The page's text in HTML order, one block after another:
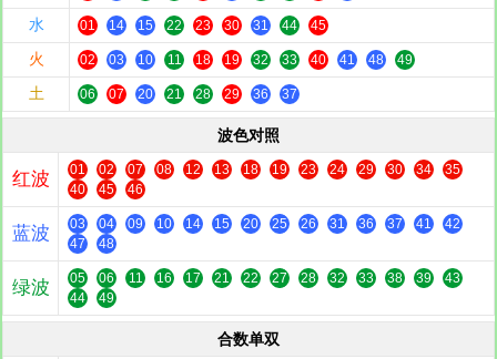
水 01 14 15 22 23 30 31 44 45
火 02 03 10 11 18 19 32 33 40 41 48 49
土 06 07 20 21 28 29 36 37
波色对照
红波 01 02 07 08 12 13 18 19 23 24 29 30 34
35
40
45 46
蓝波 03 04 09 10 14 15 20 25 26 31 36 37 41
42
47
48
绿波 05 06 11 16 17 21 22 27 28 32 33 38 39
43
44
49
合数单双